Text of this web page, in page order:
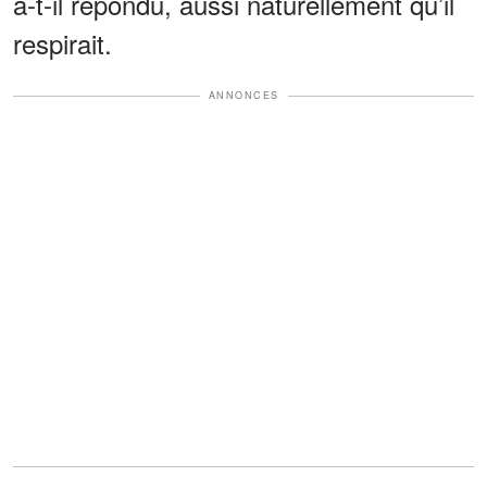
respirait.
ANNONCES